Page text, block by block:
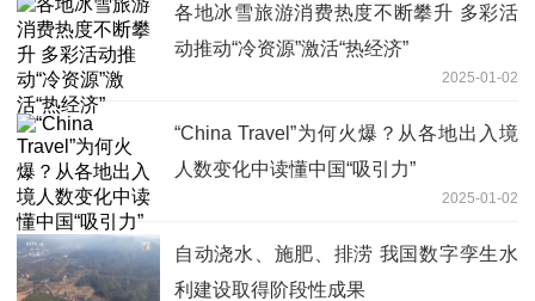
各地冰雪旅游消费热度不断攀升 多彩活
动推动“冷资源”激活“热经济”
2025-01-02
“China Travel”为何火爆？从各地出入境
人数变化中读懂中国“吸引力”
2025-01-02
自动浇水、施肥、排涝 我国数字孪生水
利建设取得阶段性成果